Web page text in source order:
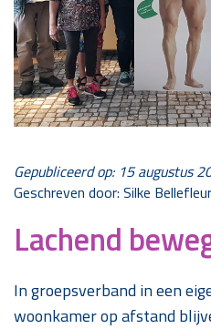
Gepubliceerd op: 15 augustus
Geschreven door: Silke
Lachend
In groepsverband in een
woonkamer op afstand